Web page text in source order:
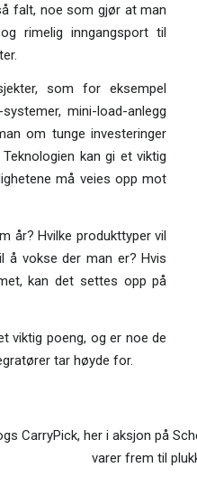
falt, noe som gjør at man
rimelig inngangsport til
som for eksempel
mini-load-anlegg
om tunge investeringer
kan gi et viktig
må veies opp mot
år? Hvilke produkttyper vil
å vokse der man er? Hvis
kan det settes opp på
viktig poeng, og er noe de
tar høyde for.
CarryPick, her i aksjon på
varer frem til